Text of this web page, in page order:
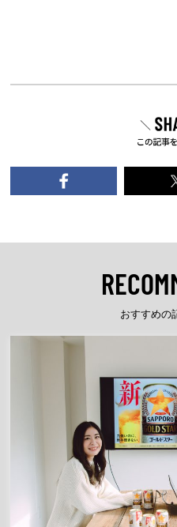
おすすめの
「サッポロビー
ちで、ご自身に
のを1つだけお選
これからもずっ
もっと関わりた
た
もはや人生の一
てい